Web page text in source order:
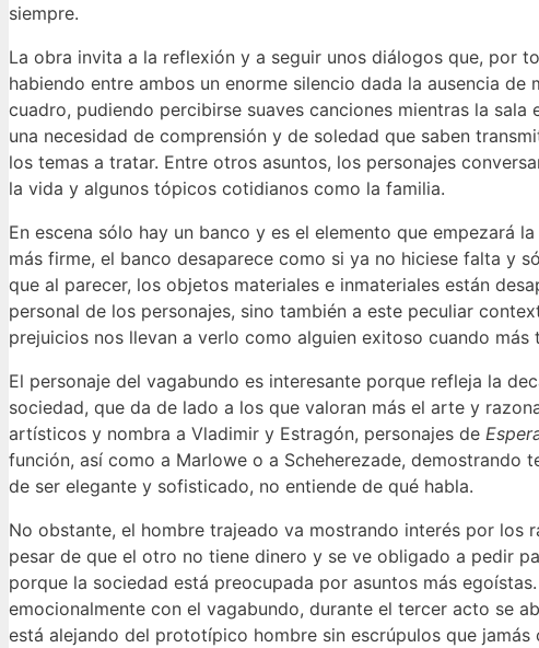
siempre.
La obra invita a la reflexión y a seguir unos diálogos que, por
habiendo entre ambos un enorme silencio dada la ausencia
cuadro, pudiendo percibirse suaves canciones mientras la
una necesidad de comprensión y de soledad que saben
los temas a tratar. Entre otros asuntos, los personajes
la vida y algunos tópicos cotidianos como la familia.
En escena sólo hay un banco y es el elemento que empezará
más firme, el banco desaparece como si ya no hiciese falta y
que al parecer, los objetos materiales e inmateriales están
personal de los personajes, sino también a este peculiar
prejuicios nos llevan a verlo como alguien exitoso cuando
El personaje del vagabundo es interesante porque refleja la
sociedad, que da de lado a los que valoran más el arte y
artísticos y nombra a Vladimir y Estragón, personajes de
función, así como a Marlowe o a Scheherezade, demostrando
de ser elegante y sofisticado, no entiende de qué habla.
No obstante, el hombre trajeado va mostrando interés por los
pesar de que el otro no tiene dinero y se ve obligado a pedir
porque la sociedad está preocupada por asuntos más
emocionalmente con el vagabundo, durante el tercer acto se
está alejando del prototípico hombre sin escrúpulos que